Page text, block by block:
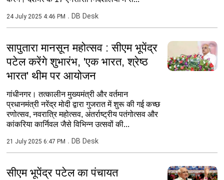
24 July 2025 4:46 PM DB Desk
सापुतारा मानसून महोत्सव : सीएम भूपेंद्र
पटेल करेंगे शुभारंभ, 'एक भारत, श्रेष्ठ
भारत' थीम पर आयोजन
गांधीनगर। तत्कालीन मुख्यमंत्री और वर्तमान
प्रधानमंत्री नरेंद्र मोदी द्वारा गुजरात में शुरू की गई कच्छ
रणोत्सव, नवरात्रि महोत्सव, अंतर्राष्ट्रीय पतंगोत्सव और
कांकरिया कार्निवल जैसे विभिन्न उत्सवों की...
21 July 2025 6:47 PM DB Desk
सीएम भूपेंद्र पटेल का पंचायत